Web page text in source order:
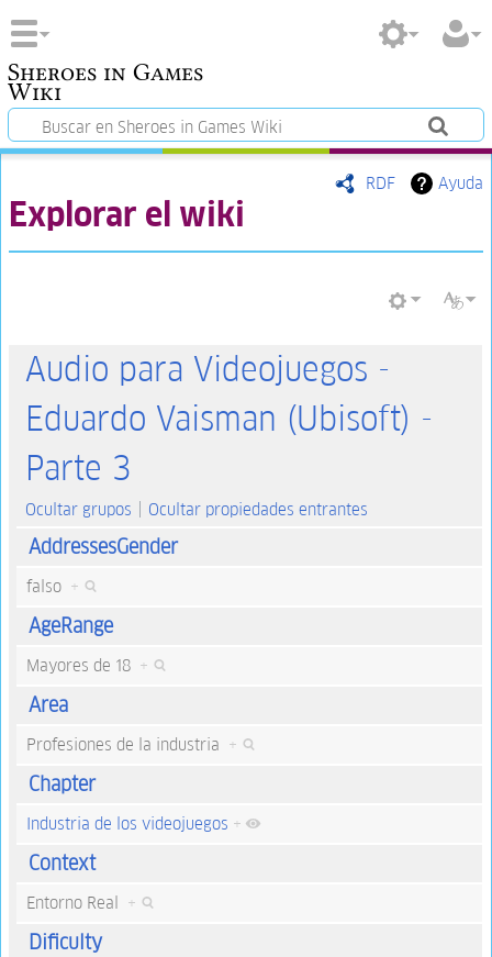
Sheroes in Games
Wiki
RDF Ayuda
Explorar el wiki
Audio para Videojuegos -
Eduardo Vaisman (Ubisoft) -
Parte 3
Ocultar grupos Ocultar propiedades entrantes
AddressesGender
falso +
AgeRange
Mayores de 18 +
Area
Profesiones de la industria +
Chapter
Industria de los videojuegos +
Context
Entorno Real +
Dificulty